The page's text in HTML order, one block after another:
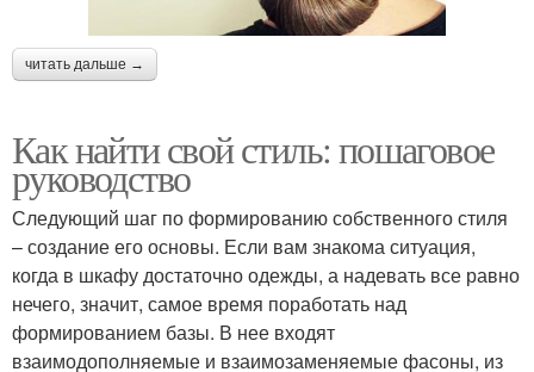
читать дальше →
Как найти свой стиль: пошаговое
руководство
Следующий шаг по формированию собственного стиля
– создание его основы. Если вам знакома ситуация,
когда в шкафу достаточно одежды, а надевать все равно
нечего, значит, самое время поработать над
формированием базы. В нее входят
взаимодополняемые и взаимозаменяемые фасоны, из